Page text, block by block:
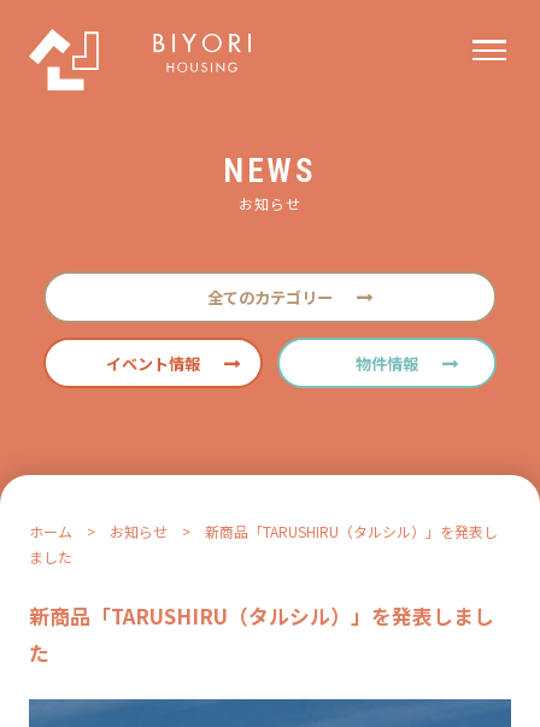
NEWS
お知らせ
全てのカテゴリー
イベント情報 物件情報
ホーム > お知らせ> 新商品「TARUSHIRU（タルシル）」を発表し
ました
新商品「TARUSHIRU（タルシル）」を発表しまし
た